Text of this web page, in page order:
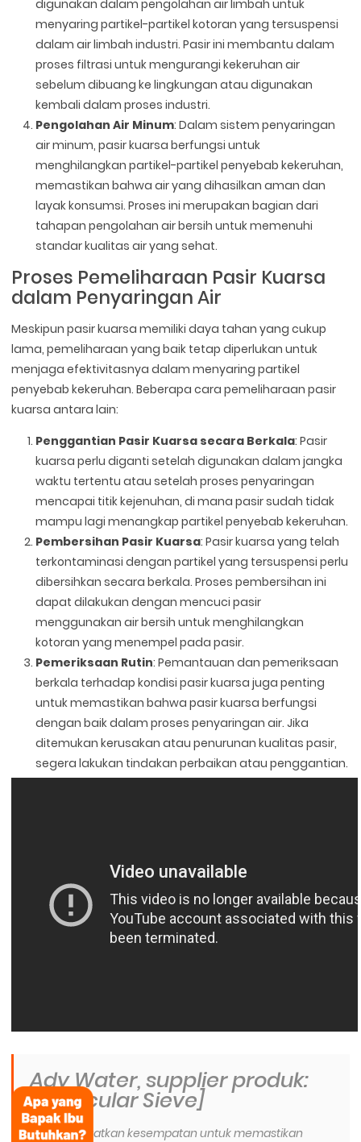
digunakan dalam pengolahan air limbah untuk
menyaring partikel-partikel kotoran yang tersuspensi
dalam air limbah industri. Pasir ini membantu dalam
proses filtrasi untuk mengurangi kekeruhan air
sebelum dibuang ke lingkungan atau digunakan
kembali dalam proses industri.
Pengolahan Air Minum: Dalam sistem penyaringan
air minum, pasir kuarsa berfungsi untuk
menghilangkan partikel-partikel penyebab kekeruhan,
memastikan bahwa air yang dihasilkan aman dan
layak konsumsi. Proses ini merupakan bagian dari
tahapan pengolahan air bersih untuk memenuhi
standar kualitas air yang sehat.
Proses Pemeliharaan Pasir Kuarsa
dalam Penyaringan Air
Meskipun pasir kuarsa memiliki daya tahan yang cukup
lama, pemeliharaan yang baik tetap diperlukan untuk
menjaga efektivitasnya dalam menyaring partikel
penyebab kekeruhan. Beberapa cara pemeliharaan pasir
kuarsa antara lain:
Penggantian Pasir Kuarsa secara Berkala: Pasir
kuarsa perlu diganti setelah digunakan dalam jangka
waktu tertentu atau setelah proses penyaringan
mencapai titik kejenuhan, di mana pasir sudah tidak
mampu lagi menangkap partikel penyebab kekeruhan.
Pembersihan Pasir Kuarsa: Pasir kuarsa yang telah
terkontaminasi dengan partikel yang tersuspensi perlu
dibersihkan secara berkala. Proses pembersihan ini
dapat dilakukan dengan mencuci pasir
menggunakan air bersih untuk menghilangkan
kotoran yang menempel pada pasir.
Pemeriksaan Rutin: Pemantauan dan pemeriksaan
berkala terhadap kondisi pasir kuarsa juga penting
untuk memastikan bahwa pasir kuarsa berfungsi
dengan baik dalam proses penyaringan air. Jika
ditemukan kerusakan atau penurunan kualitas pasir,
segera lakukan tindakan perbaikan atau penggantian.
Ady Water, supplier produk:
[Molecular Sieve]
Jangan lewatkan kesempatan untuk memastikan